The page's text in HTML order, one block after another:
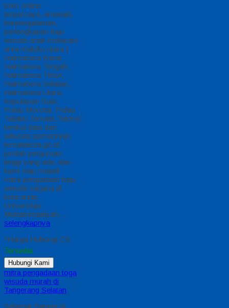
toko online
terpercaya, amanah,
berpengalaman,
perlengkapan baju
wisuda anak melayani
area maluku utara (
Halmahera Barat,
Halmahera Tengah,
Halmahera Timur,
Halmahera Selatan,
Halmahera Utara,
Kepulauan Sula,
Pulau Morotai, Pulau
Taliabu,Ternate,Tidore)
berikut data dari
wibesite pemerintah
ternatekota.go.id
jumlah perguruan
tinggi yang ada, dan
kami siap mejadi
mitra pengadaan baju
wisuda sarjana di
kota anda.
Universitas
Muhammadiyah…
selengkapnya
*Harga Hubungi CS
Tersedia
Hubungi Kami
mitra pengadaan toga
wisuda murah di
Tangerang Selatan
Selamat Datang di